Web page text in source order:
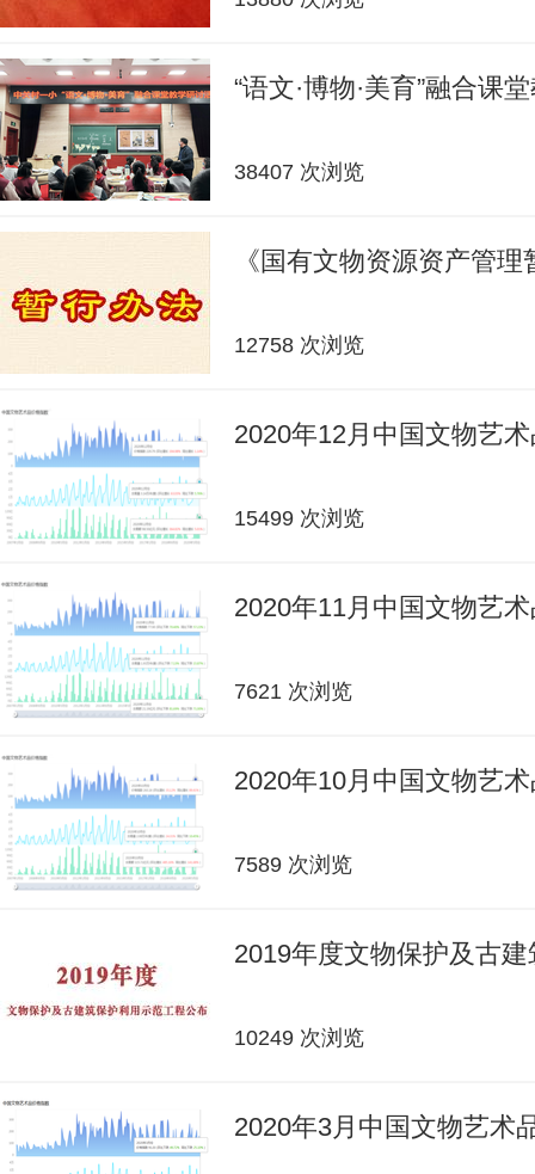
“语文·博物·美育”融合课
38407 次浏览
《国有文物资源资产管
12758 次浏览
2020年12月中国文物艺
15499 次浏览
2020年11月中国文物艺
7621 次浏览
2020年10月中国文物艺
7589 次浏览
2019年度文物保护及古
10249 次浏览
2020年3月中国文物艺术